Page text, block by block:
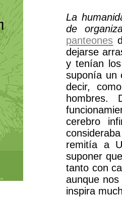
La
de
panteones
dejarse
y tenían
suponía un
decir,
cerebro
remitía a
suponer
tanto con
aunque
inspira